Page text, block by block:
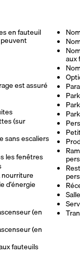
en fauteuil
est assuré
(sur
sans escaliers
les fenêtres
nourriture
d’énergie
(en
(en
fauteuils
aux